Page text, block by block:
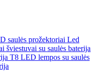
saulės prožektoriai Led
šviestuvai su saulės baterija
T8 LED lempos su saulės